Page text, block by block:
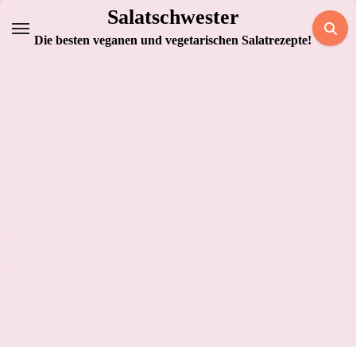
Inhalt
Salatschwester
Die besten veganen und vegetarischen Salatrezepte!